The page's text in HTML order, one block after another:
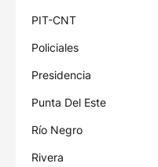
PIT-CNT
Policiales
Presidencia
Punta Del Este
Río Negro
Rivera